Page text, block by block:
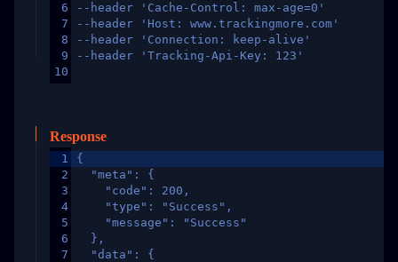
6
7
8
9
10
--header 'Cache-Control: max-age=0'
--header 'Host: www.trackingmore.com'
--header 'Connection: keep-alive'
--header 'Tracking-Api-Key: 123'
Response
1
2
3
4
5
6
7
{
  "meta": {
    "code": 200,
    "type": "Success",
    "message": "Success"
  },
  "data": {